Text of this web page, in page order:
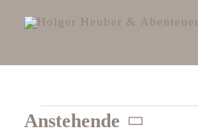
Inhalt
Veranstaltungen
Anstehende